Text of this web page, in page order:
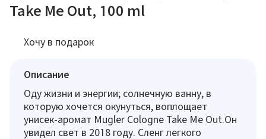
Take Me Out, 100 ml
Хочу в подарок
Описание
Оду жизни и энергии; солнечную ванну, в
которую хочется окунуться, воплощает
унисек-аромат Mugler Cologne Take Me Out.Он
увидел свет в 2018 году. Сленг легкого